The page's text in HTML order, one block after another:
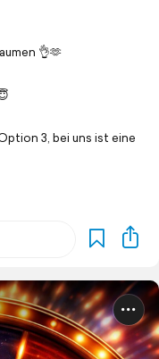
👌🫶
3, bei uns ist eine